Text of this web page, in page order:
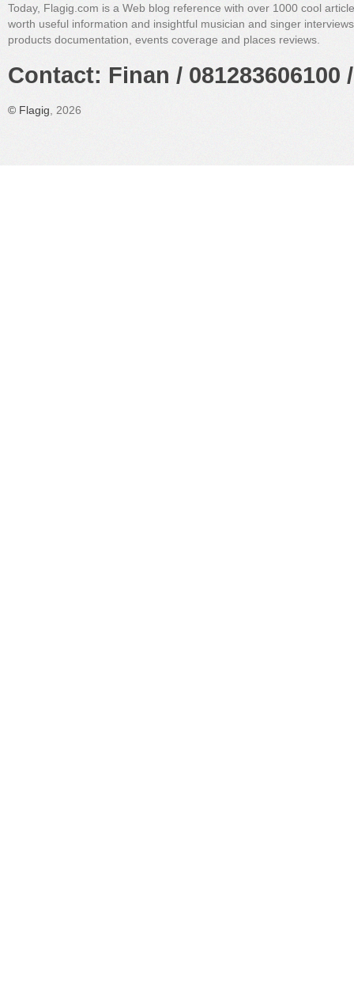
Today, Flagig.com is a Web blog reference with over 1000 cool
worth useful information and insightful musician and singer
products documentation, events coverage and places reviews.
Contact: Finan /
© Flagig, 2026